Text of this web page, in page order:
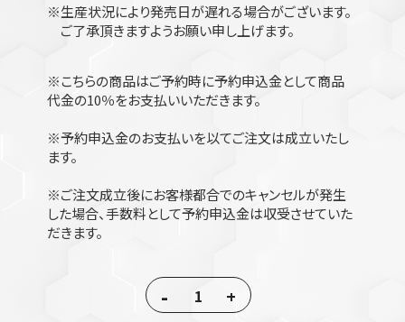
※生産状況により発売日が遅れる場合がございます。
ご了承頂きますようお願い申し上げます。
※こちらの商品はご予約時に予約申込金として商品
代金の10％をお支払いいただきます。
※予約申込金のお支払いを以てご注文は成立いたし
ます。
※ご注文成立後にお客様都合でのキャンセルが発生
した場合、手数料として予約申込金は収受させていた
だきます。
- +